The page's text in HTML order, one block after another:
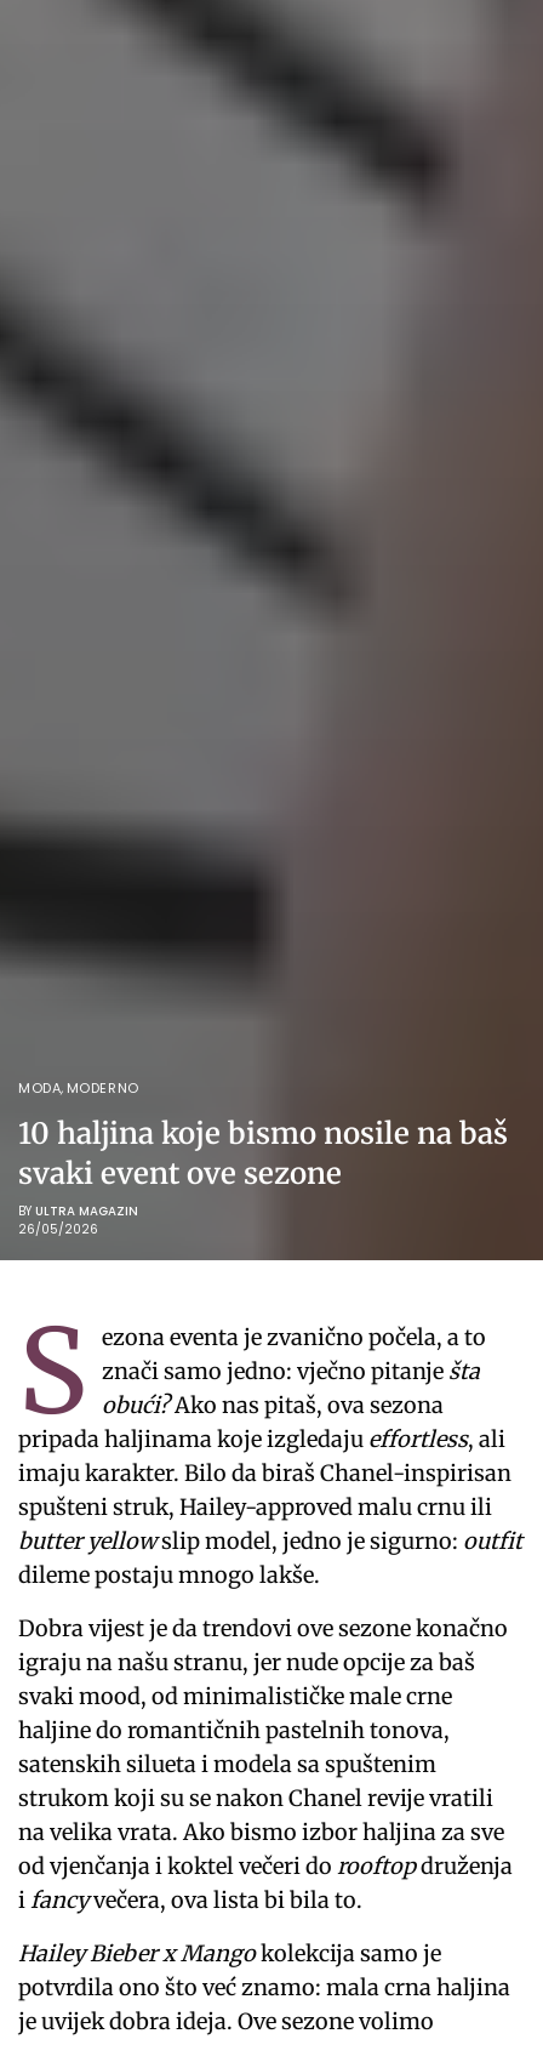
MODA, MODERNO
10 haljina koje bismo nosile na baš
svaki event ove sezone
BY ULTRA MAGAZIN
26/05/2026
S
ezona eventa je zvanično počela, a to
znači samo jedno: vječno pitanje šta
obući?Ako nas pitaš, ova sezona
pripada haljinama koje izgledaju effortless, ali
imaju karakter. Bilo da biraš Chanel-inspirisan
spušteni struk, Hailey-approved malu crnu ili
butter yellowslip model, jedno je sigurno: outfit
dileme postaju mnogo lakše.
Dobra vijest je da trendovi ove sezone konačno
igraju na našu stranu, jer nude opcije za baš
svaki mood, od minimalističke male crne
haljine do romantičnih pastelnih tonova,
satenskih silueta i modela sa spuštenim
strukom koji su se nakon Chanel revije vratili
na velika vrata. Ako bismo izbor haljina za sve
od vjenčanja i koktel večeri dorooftopdruženja
ifancyvečera, ova lista bi bila to.
Hailey Bieber x Mangokolekcija samo je
potvrdila ono što već znamo: mala crna haljina
je uvijek dobra ideja. Ove sezone volimo